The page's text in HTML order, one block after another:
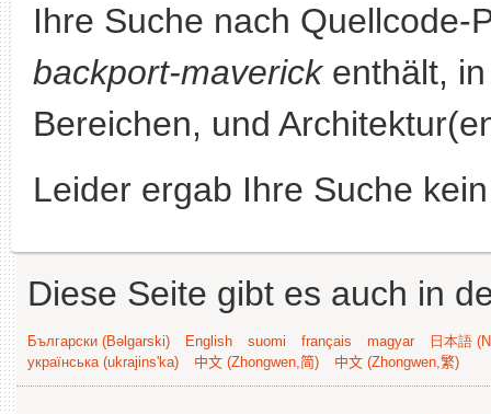
Ihre Suche nach
backport-maverickenthält,
Bereichen, und
Leider ergab Ihre Suche
Diese Seite gibt es auch in
Български (Bəlgarski) English suomi français magyar
日本語
українська (ukrajins'ka)
中文 (Zhongwen,简) 中文 (Zhongwen,繁)